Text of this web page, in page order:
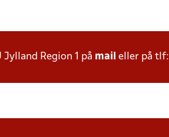
Region 1 på mail eller på tlf: